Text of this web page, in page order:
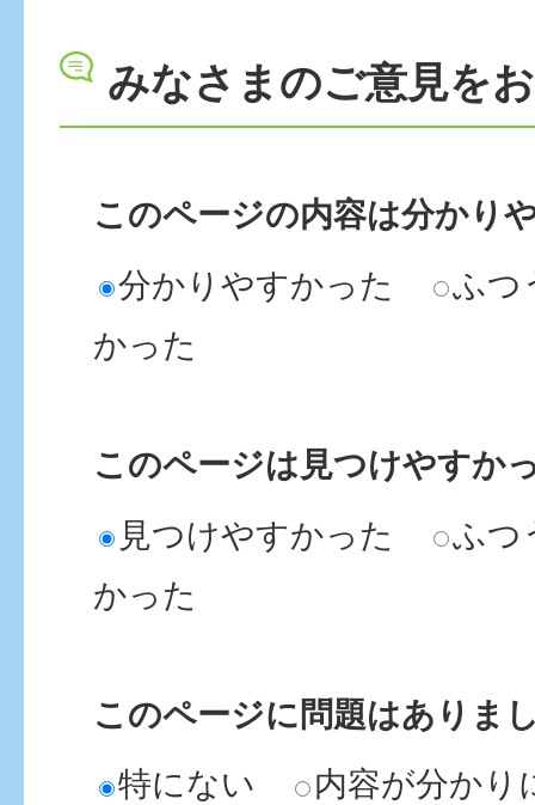
みなさまのご意見を
このページの内容は分かり
分かりやすかった
ふつ
かった
このページは見つけやすか
見つけやすかった
ふつ
かった
このページに問題はありま
特にない
内容が分かり